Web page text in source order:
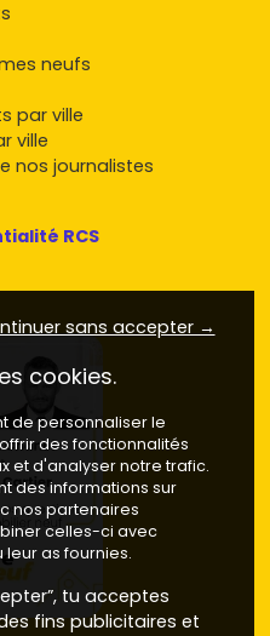
neufs
par ville
ville
nos journalistes
RCS
sans accepter →
cookies.
de personnaliser le
des fonctionnalités
et d'analyser notre trafic.
des informations sur
nos partenaires
celles-ci avec
as fournies.
tu acceptes
fins publicitaires et